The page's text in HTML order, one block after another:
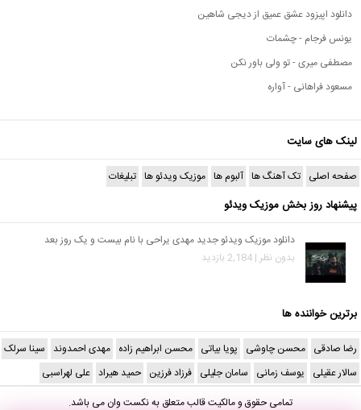
دانلود اپیزود عشق عمیق از دیجی شاهین
یونس فرجام - چشمات
مصطفی میری - تو ولی باور نکن
مسعود فراهانی - آواره
لینک های سایت
صفحه اصلی تک آهنگ ها آلبوم ها موزیک ویدئو ها تبلیغات
پیشنهاد روز بخش موزیک ویدئو
دانلود موزیک ویدئو جدید مهدی یراحی با نام بیست و یک روز بعد
بدون نظر | 2,184 بازدید
برترین خواننده ها
رضا صادقی محسن چاوشی پویا بیاتی محسن ابراهیم زاده مهدی احمدوند سینا سرلک
سالار عقیلی یوسف زمانی سامان جلیلی فرزاد فرزین حمید هیراد علی لهراسبی
تمامی حقوق و مالکیت قالب متعلق بهنکست وانمی باشد.